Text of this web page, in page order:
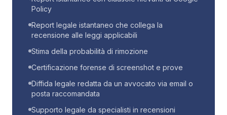
Policy
Report legale istantaneo che collega la
recensione alle leggi applicabili
Stima della probabilità di rimozione
Certificazione forense di screenshot e prove
Diffida legale redatta da un avvocato via email o
posta raccomandata
Supporto legale da specialisti in recensioni